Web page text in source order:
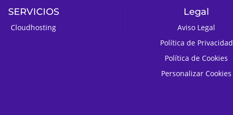
SERVICIOS
Cloudhosting
Legal
Aviso Legal
Política de Privacidad
Política de Cookies
Personalizar Cookies